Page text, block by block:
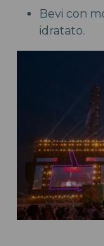
Bevi con
idratato.